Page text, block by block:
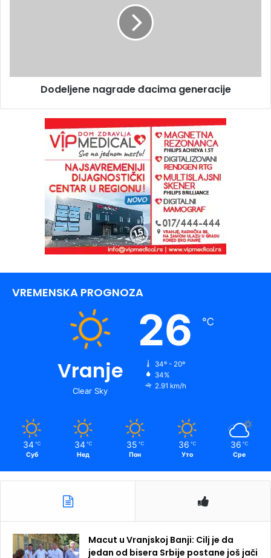
Dodeljene nagrade đacima generacije
VREMENSKA PROGNOZA
Vranje
Clear Sky
26 ℃
34º - 20º
34%
2.91 km/h
34 ℃
Суб
34 ℃
Нед
35 ℃
Пон
36 ℃
Уто
36 ℃
Сре
Macut u Vranjskoj Banji: Cilj je da
jedan od bisera Srbije postane još jači